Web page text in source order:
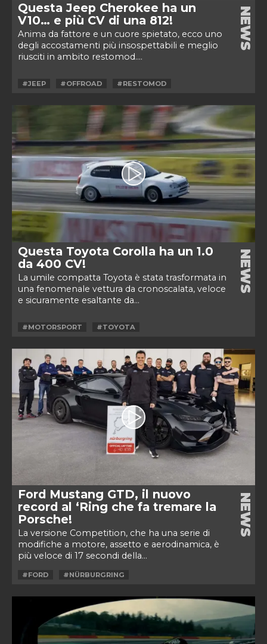
Questa Jeep Cherokee ha un
V10… e più CV di una 812!
Anima da fattore e un cuore spietato, ecco uno
degli accostamenti più insospettabili e meglio
riusciti in ambito restomod....
NEWS
#JEEP #OFFROAD #RESTOMOD
Questa Toyota Corolla ha un 1.0
da 400 CV!
La umile compatta Toyota è stata trasformata in
una fenomenale vettura da cronoscalata, veloce
e sicuramente esaltante da...
NEWS
#MOTORSPORT #TOYOTA
Ford Mustang GTD, il nuovo
record al ‘Ring che fa tremare la
Porsche!
La versione Competition, che ha una serie di
modifiche a motore, assetto e aerodinamica, è
più veloce di 17 secondi della...
NEWS
#FORD #NÜRBURGRING